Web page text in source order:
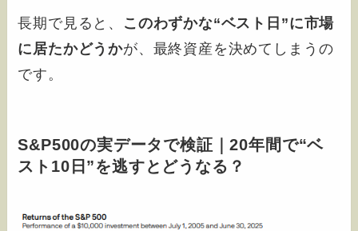
長期で見ると、 このわずかな“ベスト日”に市場
に居たかどうかが、最終資産を決めてしまうの
です。
S&P500の実データで検証｜20年間で“ベ
スト10日”を逃すとどうなる？